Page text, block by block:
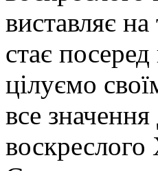
виставляє
стає
цілуємо
все
воскреслого